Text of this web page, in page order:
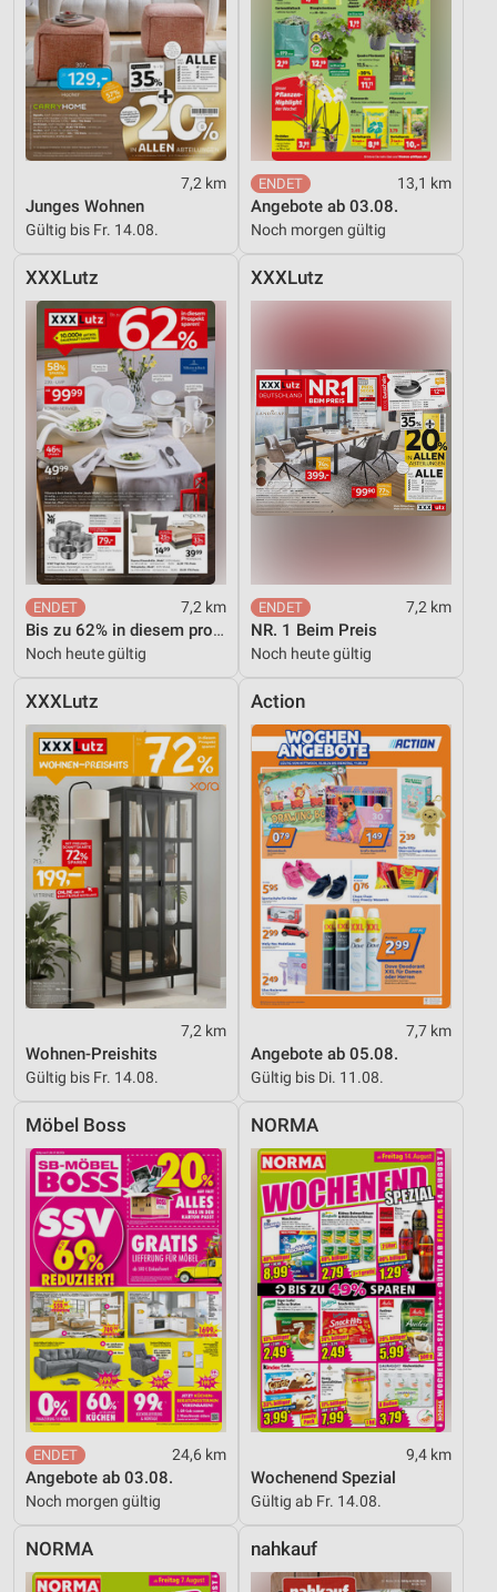
7,2 km
Junges Wohnen
Gültig bis Fr. 14.08.
13,1 km
Angebote ab 03.08.
Noch morgen gültig
XXXLutz
7,2 km
Bis zu 62% in diesem prospekt
Noch heute gültig
XXXLutz
7,2 km
NR. 1 Beim Preis
Noch heute gültig
XXXLutz
7,2 km
Wohnen-Preishits
Gültig bis Fr. 14.08.
Action
7,7 km
Angebote ab 05.08.
Gültig bis Di. 11.08.
Möbel Boss
24,6 km
Angebote ab 03.08.
Noch morgen gültig
NORMA
9,4 km
Wochenend Spezial
Gültig ab Fr. 14.08.
NORMA nahkauf